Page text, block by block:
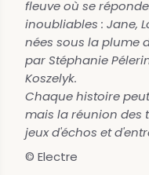
fleuve où se
inoubliables : Jane,
nées sous la plume
par Stéphanie
Koszelyk.
Chaque histoire
mais la réunion des
jeux d'échos et
© Electre